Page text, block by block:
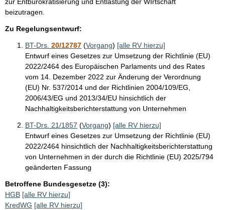
beizutragen.
Zu Regelungsentwurf:
BT-Drs. 20/12787 (Vorgang) [alle RV hierzu]
Entwurf eines Gesetzes zur Umsetzung der Richtlinie (EU)
2022/2464 des Europäischen Parlaments und des Rates
vom 14. Dezember 2022 zur Änderung der Verordnung
(EU) Nr. 537/2014 und der Richtlinien 2004/109/EG,
2006/43/EG und 2013/34/EU hinsichtlich der
Nachhaltigkeitsberichterstattung von Unternehmen
BT-Drs. 21/1857 (Vorgang) [alle RV hierzu]
Entwurf eines Gesetzes zur Umsetzung der Richtlinie (EU)
2022/2464 hinsichtlich der Nachhaltigkeitsberichterstattung
von Unternehmen in der durch die Richtlinie (EU) 2025/794
geänderten Fassung
Betroffene Bundesgesetze (3):
HGB [alle RV hierzu]
KredWG [alle RV hierzu]